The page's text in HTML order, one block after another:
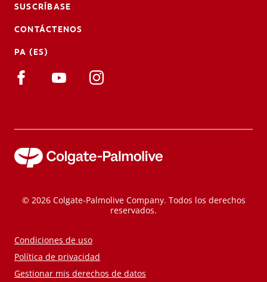
SUSCRÍBASE
CONTÁCTENOS
PA (ES)
© 2026 Colgate-Palmolive Company. Todos los derechos
reservados.
Condiciones de uso
Política de privacidad
Gestionar mis derechos de datos